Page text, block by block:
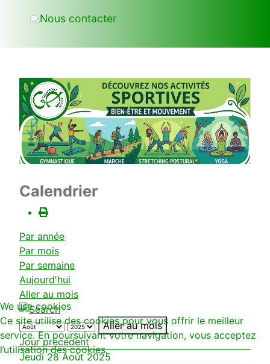
Nous contacter
Calendrier
Par année
Par mois
Par semaine
Aujourd'hui
Aller au mois
Aller au mois
Jour précédent
Jeudi 28 Août 2025
We use cookies
Ce site utilise des cookies pour vous offrir le meilleur
service. En poursuivant votre navigation, vous acceptez
l’utilisation des cookies.